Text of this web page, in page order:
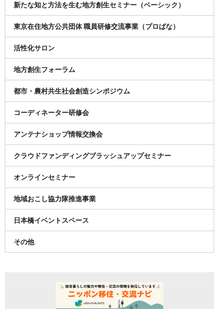
新たな知と方法を生む地方創生セミナー（ベーシック）
東京在住地方公共団体 職員研修交流事業（プロばな）
活性化サロン
地方創生フォーラム
都市・農村共生社会創造シンポジウム
コーディネーター研修会
アンテナショップ情報交換会
クラウドファンディングブラッシュアップセミナー
オンラインセミナー
地域おこし協力隊推進事業
日本橋イベントスペース
その他